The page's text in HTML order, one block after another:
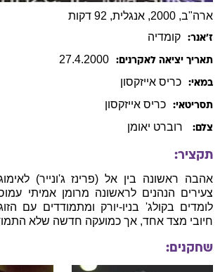
ארה"ב, 2000, אנגלית, 92 דקות
ז׳אנר: קומדיה
תאריך יציאה לאקרנים: 27.4.2000
במאי: כריס אייזקסון
תסריטאי: כריס אייזקסון
צלם: רוברט יאומן
תקציר:
אהבה ראשונה בין אל (פרינז ג'ונייר)
צעירים הנהנים לראשונה מרומן אמיתי
לומדים בקולג' בניו-יורק ומתמודדים עם
חיובי מצד אחד, אך כמועקה חדשה שלא
שחקנים: